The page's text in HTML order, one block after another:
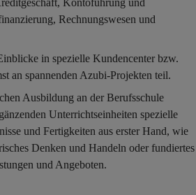
Kontoführung und
Rechnungswesen und
in spezielle Kundencenter bzw.
an spannenden Azubi-Projekten teil.
Ausbildung an der Berufsschule
Unterrichtseinheiten spezielle
und Fertigkeiten aus erster Hand, wie
Denken und Handeln oder fundiertes
und Angeboten.